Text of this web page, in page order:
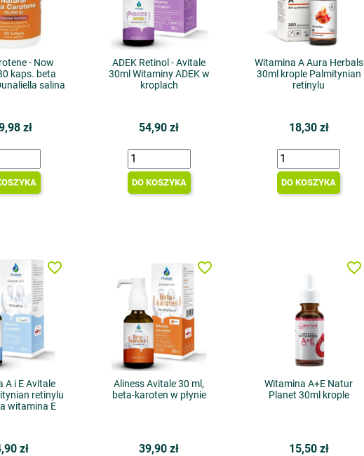
- Now
kaps. beta
salina
zł
ADEK Retinol - Avitale
30ml Witaminy ADEK w
kroplach
54,90 zł
DO KOSZYKA
Witamina A Aura Herbals
30ml krople Palmitynian
retinylu
18,30 zł
DO KOSZYKA
A i E Avitale
retinylu
witamina E
zł
favorite_border
Aliness Avitale 30 ml,
beta-karoten w płynie
39,90 zł
favorite_border
Witamina A+E Natur
Planet 30ml krople
15,50 zł
favorite_border